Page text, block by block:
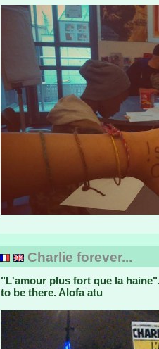
Charlie forever...
"L'amour plus fort que la
to be there. Alofa atu